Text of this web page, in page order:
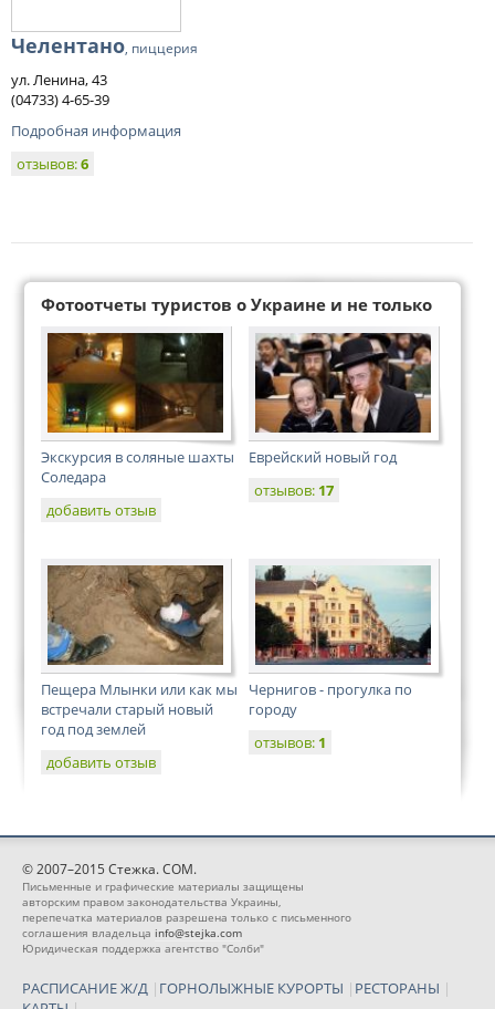
Челентано, пиццерия
ул. Ленина, 43
(04733) 4-65-39
Подробная информация
отзывов:6
Фотоотчеты туристов о Украине и не только
Экскурсия в соляные шахты
Соледара
добавить отзыв
Еврейский новый год
отзывов: 17
Пещера Млынки или как мы
встречали старый новый
год под землей
добавить отзыв
Чернигов - прогулка по
городу
отзывов: 1
© 2007–2015 Стежка. COM.
Письменные и графические материалы защищены
авторским правом законодательства Украины,
перепечатка материалов разрешена только с письменного
соглашения владельца info@stejka.com
Юридическая поддержка агентство "Солби"
РАСПИСАНИЕ Ж/Д | ГОРНОЛЫЖНЫЕ КУРОРТЫ | РЕСТОРАНЫ |